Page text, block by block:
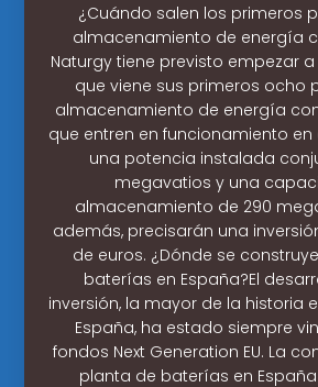
¿Cuándo salen los primeros
almacenamiento de energía
Naturgy tiene previsto empezar
que viene sus primeros ocho
almacenamiento de energía
que entren en funcionamiento en
una potencia instalada
megavatios y una
almacenamiento de 290
además, precisarán una
de euros. ¿Dónde se
baterías en España?El
inversión, la mayor de la historia
España, ha estado siempre
fondos Next Generation EU. La
planta de baterías en